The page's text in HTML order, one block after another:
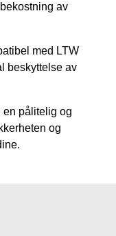
av
med LTW
beskyttelse av
en pålitelig og
og